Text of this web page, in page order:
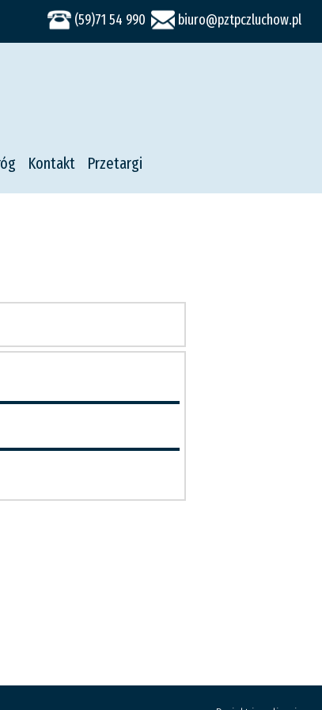
(59)71 54 990 biuro@pztpczluchow.pl
Kontakt Przetargi